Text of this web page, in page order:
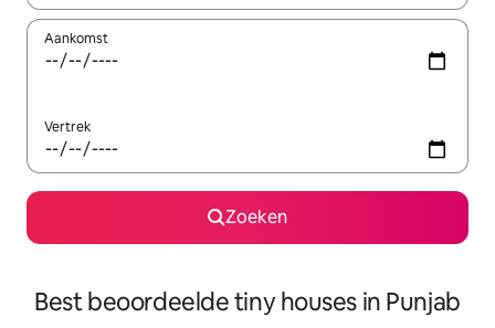
Aankomst
Vertrek
Zoeken
Best beoordeelde tiny houses in Punjab